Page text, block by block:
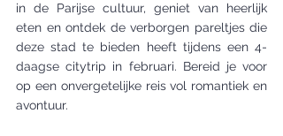
in de Parijse cultuur, geniet van heerlijk
eten en ontdek de verborgen pareltjes die
deze stad te bieden heeft tijdens een 4-
daagse citytrip in februari. Bereid je voor
op een onvergetelijke reis vol romantiek en
avontuur.